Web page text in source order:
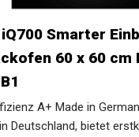
Smarter
60 x 60 cm
A+ Made in
Deutschland, bietet